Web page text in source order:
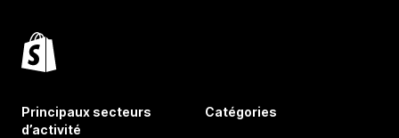
Principaux secteurs
d’activité
Catégories